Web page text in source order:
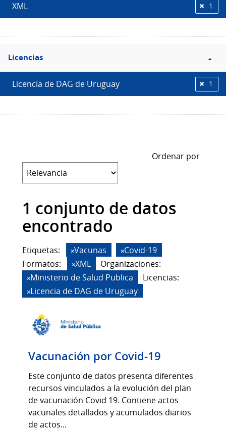
XML 1
Filtro
Licencias
Licencias
Licencia de DAG de Uruguay 1
Ordenar por
1 conjunto de datos
encontrado
Etiquetas: Vacunas
Covid-19
Formatos:
XML
Organizaciones:
Ministerio de Salud Publica
Licencias:
Licencia de DAG de Uruguay
Vacunación por Covid-19
Este conjunto de datos presenta diferentes
recursos vinculados a la evolución del plan
de vacunación Covid 19. Contiene actos
vacunales detallados y acumulados diarios
de actos...